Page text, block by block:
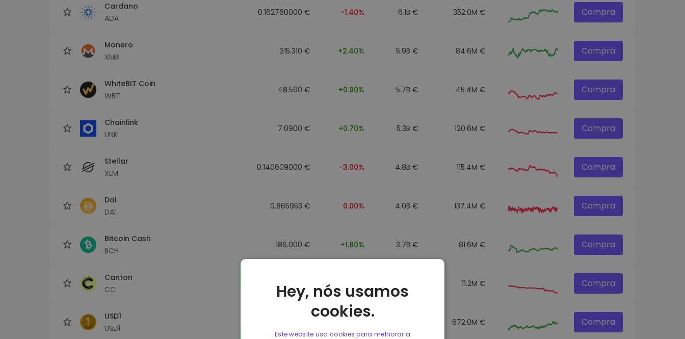
Cardano
ADA
0.162760000 € -1.40% 6.1B € 352.0M € Compra
Monero
XMR
315.310 € +2.40% 5.9B € 84.6M € Compra
WhiteBIT Coin
WBT
48.590 € +0.90% 5.7B € 45.4M € Compra
Chainlink
LINK
7.0900 € +0.70% 5.3B € 120.6M € Compra
Stellar
XLM
0.140609000 € -3.00% 4.8B € 115.4M € Compra
Dai
DAI
0.865953 € 0.00% 4.0B € 137.4M € Compra
Bitcoin Cash
BCH
186.000 € +1.80% 3.7B € 81.6M € Compra
Canton
CC
11.2M € Compra
USD1
USD1
672.0M € Compra
Hey, nós usamos
cookies.
Este website usa cookies para melhorar a